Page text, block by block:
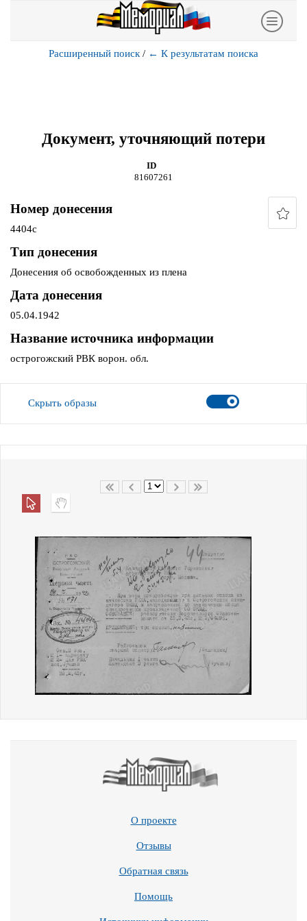
Расширенный поиск / ← К результатам поиска
Документ, уточняющий потери
ID
81607261
Номер донесения
4404с
Тип донесения
Донесения об освобожденных из плена
Дата донесения
05.04.1942
Название источника информации
острогожский РВК ворон. обл.
Скрыть образы
О проекте
Отзывы
Обратная связь
Помощь